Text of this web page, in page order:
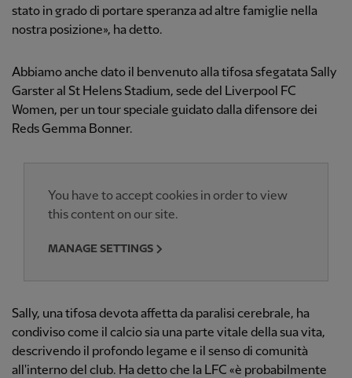
stato in grado di portare speranza ad altre famiglie nella
nostra posizione», ha detto.
Abbiamo anche dato il benvenuto alla tifosa sfegatata Sally
Garster al St Helens Stadium, sede del Liverpool FC
Women, per un tour speciale guidato dalla difensore dei
Reds Gemma Bonner.
You have to accept cookies in order to view
this content on our site.
MANAGE SETTINGS
Sally, una tifosa devota affetta da paralisi cerebrale, ha
condiviso come il calcio sia una parte vitale della sua vita,
descrivendo il profondo legame e il senso di comunità
all'interno del club. Ha detto che la LFC «è probabilmente